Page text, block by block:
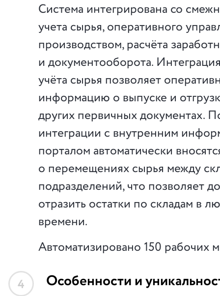
Система интегрирована со
учета сырья, оперативного
производством, расчёта
и документооборота.
учёта сырья позволяет
информацию о выпуске и
других первичных документах.
интеграции с внутренним
порталом автоматически
о перемещениях сырья между
подразделений, что позволяет
отразить остатки по складам в
времени.
Автоматизировано 150 рабочих
4 Особенности и